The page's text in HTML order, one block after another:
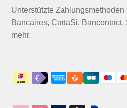
Unterstützte
Bancaires, CartaSi, Bancontact,
mehr.